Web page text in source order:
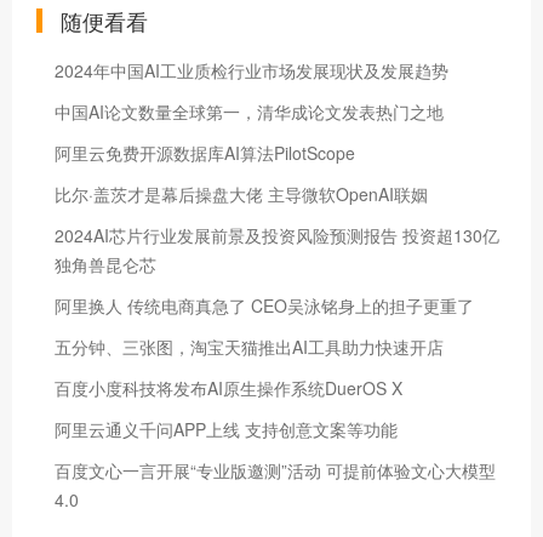
随便看看
2024年中国AI工业质检行业市场发展现状及发展趋势
中国AI论文数量全球第一，清华成论文发表热门之地
阿里云免费开源数据库AI算法PilotScope
比尔·盖茨才是幕后操盘大佬 主导微软OpenAI联姻
2024AI芯片行业发展前景及投资风险预测报告 投资超130亿
独角兽昆仑芯
阿里换人 传统电商真急了 CEO吴泳铭身上的担子更重了
五分钟、三张图，淘宝天猫推出AI工具助力快速开店
百度小度科技将发布AI原生操作系统DuerOS X
阿里云通义千问APP上线 支持创意文案等功能
百度文心一言开展“专业版邀测”活动 可提前体验文心大模型
4.0